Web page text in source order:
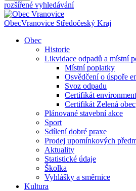
rozšířené vyhledávání
ObecVranovice Středočeský Kraj
Obec
Historie
Likvidace odpadů a místní
Místní poplatky
Osvědčení o úspoře
Svoz odpadu
Certifikát
Certifikát Zelená obec
Plánované stavební akce
Sport
Sdílení dobré praxe
Prodej upomínkových
Aktuality
Statistické údaje
Školka
Vyhlášky a směrnice
Kultura